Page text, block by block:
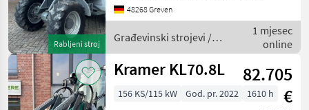
Rabljeni stroj
vorhandenen Zustand.
Angebot freibleibend.
Irrtümer, Änderungen und
48268 Greven
Građevinski strojevi /
Kramer
1 mjesec
online
Kramer KL70.8L
82.705
€
156 KS/115 kW God. pr. 2022 1610 h